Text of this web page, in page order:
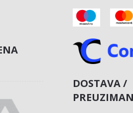
DOSTAVA /